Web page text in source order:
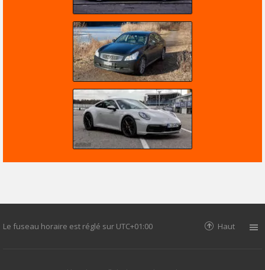
Le fuseau horaire est réglé sur UTC+01:00 Haut